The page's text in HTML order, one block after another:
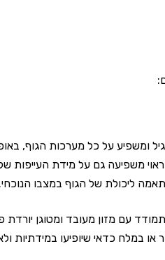
ומשפיע על כל מערכות הגוף,
משפיעה גם על מידת העייפות
ליכולת של הגוף במצבו הנוכחי.
להתמודד עם מזון מעובד ומטוגן
במלח כדאי שיופיעו במידתיות ולא